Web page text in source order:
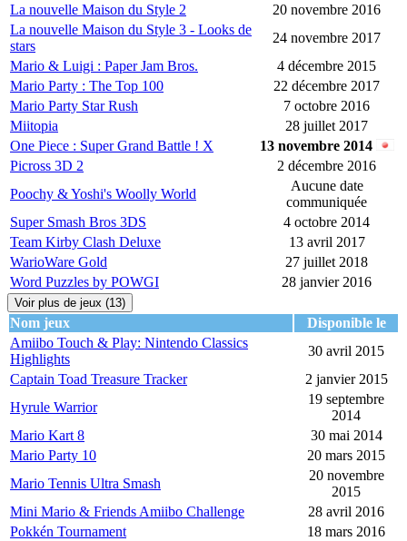
La nouvelle Maison du Style 2
20 novembre 2016
La nouvelle Maison du Style 3 - Looks de
stars
24 novembre 2017
Mario & Luigi : Paper Jam Bros.
4 décembre 2015
Mario Party : The Top 100
22 décembre 2017
Mario Party Star Rush
7 octobre 2016
Miitopia
28 juillet 2017
One Piece : Super Grand Battle ! X
13 novembre 2014
Picross 3D 2
2 décembre 2016
Poochy & Yoshi's Woolly World
Aucune date
communiquée
Super Smash Bros 3DS
4 octobre 2014
Team Kirby Clash Deluxe
13 avril 2017
WarioWare Gold
27 juillet 2018
Word Puzzles by POWGI
28 janvier 2016
Voir plus de jeux (13)
Nom jeux
Disponible le
Amiibo Touch & Play: Nintendo Classics
Highlights
30 avril 2015
Captain Toad Treasure Tracker
2 janvier 2015
Hyrule Warrior
19 septembre
2014
Mario Kart 8
30 mai 2014
Mario Party 10
20 mars 2015
Mario Tennis Ultra Smash
20 novembre
2015
Mini Mario & Friends Amiibo Challenge
28 avril 2016
Pokkén Tournament
18 mars 2016